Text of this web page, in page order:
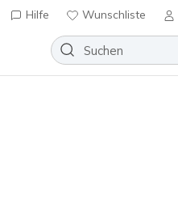
Hilfe Wunschliste